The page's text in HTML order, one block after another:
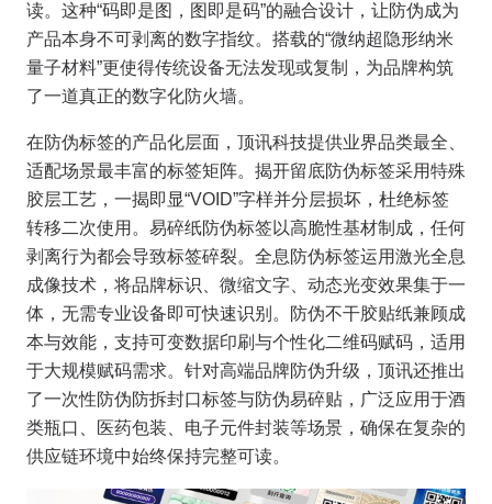
读。这种“码即是图，图即是码”的融合设计，让防伪成为
产品本身不可剥离的数字指纹。搭载的“微纳超隐形纳米
量子材料”更使得传统设备无法发现或复制，为品牌构筑
了一道真正的数字化防火墙。
在防伪标签的产品化层面，顶讯科技提供业界品类最全、
适配场景最丰富的标签矩阵。 揭开留底防伪标签采用特殊
胶层工艺，一揭即显“VOID”字样并分层损坏，杜绝标签
转移二次使用。 易碎纸防伪标签以高脆性基材制成，任何
剥离行为都会导致标签碎裂。 全息防伪标签运用激光全息
成像技术，将品牌标识、微缩文字、动态光变效果集于一
体，无需专业设备即可快速识别。
防伪不干胶贴纸兼顾成
本与效能，支持可变数据印刷与个性化二维码赋码，适用
于大规模赋码需求。针对高端品牌防伪升级，顶讯还推出
了一次性防伪防拆封口标签与防伪易碎贴 ，广泛应用于酒
类瓶口、医药包装、电子元件封装等场景，确保在复杂的
供应链环境中始终保持完整可读。